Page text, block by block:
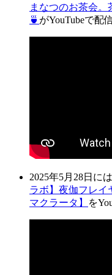
まなつのお茶会
🍵 がYouTubeで配
2025年5月28日には
ラボ】夜伽フレイ
マクラータ】
を